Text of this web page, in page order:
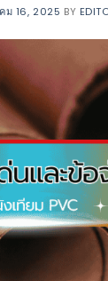
ม 16, 2025 BY